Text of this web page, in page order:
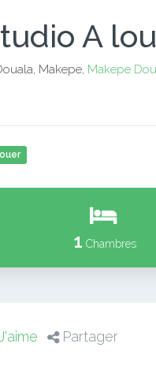
A
Makepe, Makepe
1 Chambres
Partager